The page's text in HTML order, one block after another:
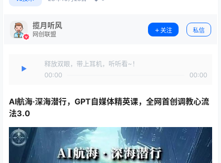
揽月听风
网创联盟
关注 私信
释放双眼，带上耳机，听听看~！
00:00
00:00
AI航海·深海潜行， GPT自媒体精英课，全网首创调教心流
法3.0